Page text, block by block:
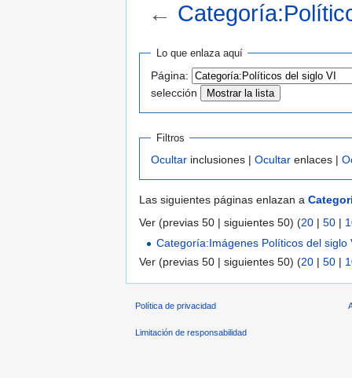
←
Lo que enlaza aquí
Página:
selección
Filtros
Ocultar inclusiones | Ocultar enlaces |
Las siguientes páginas enlazan a
Ver (previas 50 | siguientes 50) (20 | 50 |
Categoría:Imágenes Políticos del siglo
Ver (previas 50 | siguientes 50) (20 | 50 |
Política de privacidad
Limitación de responsabilidad